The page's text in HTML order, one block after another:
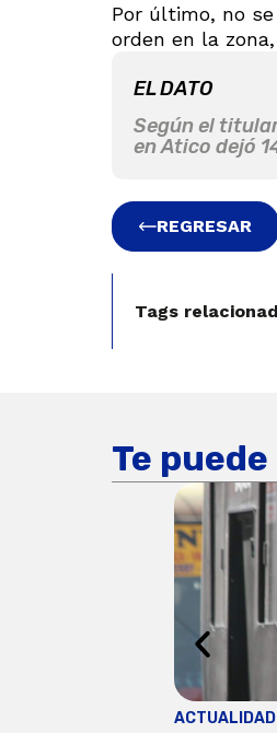
Por último, no
orden en la
EL DATO
Según el
en Atico dejó
REGRESAR
Tags
Te
ACTUALIDAD